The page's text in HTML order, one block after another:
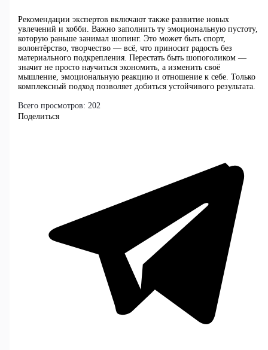
Рекомендации экспертов включают также развитие новых
увлечений и хобби. Важно заполнить ту эмоциональную пустоту,
которую раньше занимал шопинг. Это может быть спорт,
волонтёрство, творчество — всё, что приносит радость без
материального подкрепления. Перестать быть шопоголиком —
значит не просто научиться экономить, а изменить своё
мышление, эмоциональную реакцию и отношение к себе. Только
комплексный подход позволяет добиться устойчивого результата.
Всего просмотров: 202
Поделиться